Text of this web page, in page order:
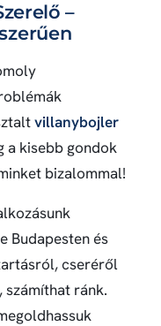
–
villanybojler
a kisebb gondok
bizalommal!
Budapesten és
cseréről
ránk.